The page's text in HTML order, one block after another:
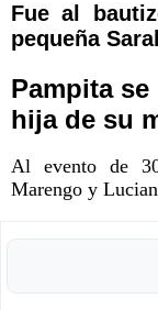
Fue al
pequeña
Pampita
hija de su
Al evento de
Marengo y